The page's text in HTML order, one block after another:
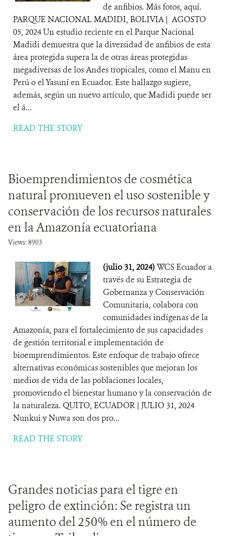
de anfibios. Más fotos, aquí.
PARQUE NACIONAL MADIDI, BOLIVIA | AGOSTO
05, 2024 Un estudio reciente en el Parque Nacional
Madidi demuestra que la diversidad de anfibios de esta
área protegida supera la de otras áreas protegidas
megadiversas de los Andes tropicales, como el Manu en
Perú o el Yasuní en Ecuador. Este hallazgo sugiere,
además, según un nuevo artículo, que Madidi puede ser
el á...
READ THE STORY
Bioemprendimientos de cosmética
natural promueven el uso sostenible y
conservación de los recursos naturales
en la Amazonía ecuatoriana
Views: 8903
(julio 31, 2024)WCS Ecuador a
través de su Estrategia de
Gobernanza y Conservación
Comunitaria, colabora con
comunidades indígenas de la
Amazonía, para el fortalecimiento de sus capacidades
de gestión territorial e implementación de
bioemprendimientos. Este enfoque de trabajo ofrece
alternativas económicas sostenibles que mejoran los
medios de vida de las poblaciones locales,
promoviendo el bienestar humano y la conservación de
la naturaleza. QUITO, ECUADOR | JULIO 31, 2024
Nunkui y Nuwa son dos pro...
READ THE STORY
Grandes noticias para el tigre en
peligro de extinción: Se registra un
aumento del 250% en el número de